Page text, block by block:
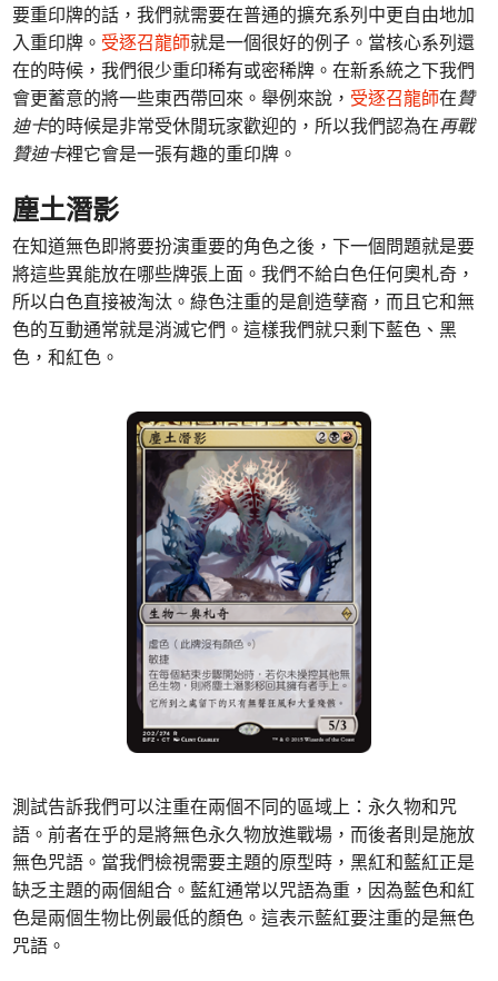
要重印牌的話，我們就需要在普通的擴充系列中更自由地加
入重印牌。 受逐召龍師就是一個很好的例子。當核心系列還
在的時候，我們很少重印稀有或密稀牌。在新系統之下我們
會更蓄意的將一些東西帶回來。舉例來說， 受逐召龍師在贊
迪卡的時候是非常受休閒玩家歡迎的，所以我們認為在再戰
贊迪卡裡它會是一張有趣的重印牌。
塵土潛影
在知道無色即將要扮演重要的角色之後，下一個問題就是要
將這些異能放在哪些牌張上面。我們不給白色任何奧札奇，
所以白色直接被淘汰。綠色注重的是創造孽裔，而且它和無
色的互動通常就是消滅它們。這樣我們就只剩下藍色、黑
色，和紅色。
測試告訴我們可以注重在兩個不同的區域上：永久物和咒
語。前者在乎的是將無色永久物放進戰場，而後者則是施放
無色咒語。當我們檢視需要主題的原型時，黑紅和藍紅正是
缺乏主題的兩個組合。藍紅通常以咒語為重，因為藍色和紅
色是兩個生物比例最低的顏色。這表示藍紅要注重的是無色
咒語。